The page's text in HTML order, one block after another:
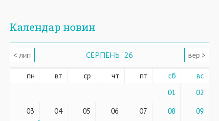
Календар новин
< лип СЕРПЕНЬ ' 26 вер >
пн вт ср чт пт сб вс
01
02
03
04 05 06 07 08
09